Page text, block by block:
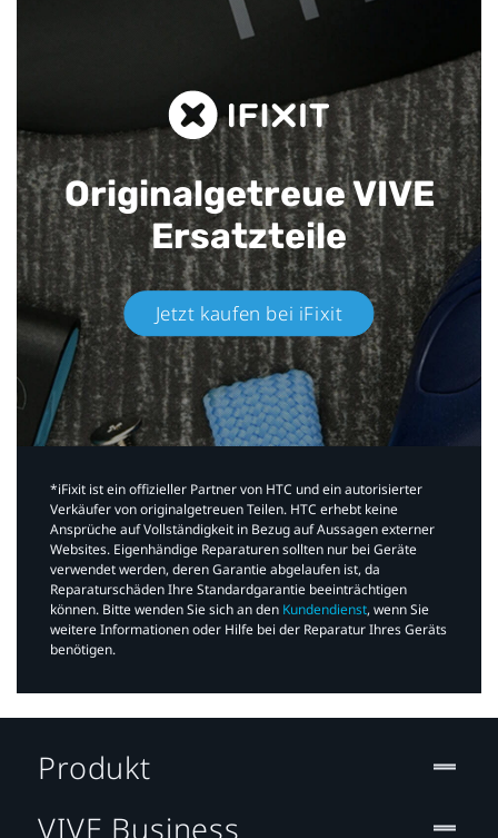
Originalgetreue VIVE
Ersatzteile
Jetzt kaufen bei iFixit​
*iFixit ist ein offizieller Partner von HTC und ein autorisierter
Verkäufer von originalgetreuen Teilen. HTC erhebt keine
Ansprüche auf Vollständigkeit in Bezug auf Aussagen externer
Websites. Eigenhändige Reparaturen sollten nur bei Geräte
verwendet werden, deren Garantie abgelaufen ist, da
Reparaturschäden Ihre Standardgarantie beeinträchtigen
können. Bitte wenden Sie sich an den Kundendienst, wenn Sie
weitere Informationen oder Hilfe bei der Reparatur Ihres Geräts
benötigen.​
Produkt
VIVE Business